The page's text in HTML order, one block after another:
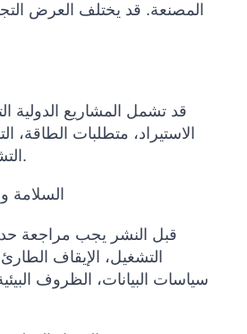
المصنعة. قد يختلف العرض
قد تشمل المشاريع الدولية
الاستيراد، متطلبات الطاقة،
التشغيل وخطة الصيانة.
السلامة
قبل النشر يجب مراجعة
التشغيل، الإيقاف
سياسات البيانات، الظروف